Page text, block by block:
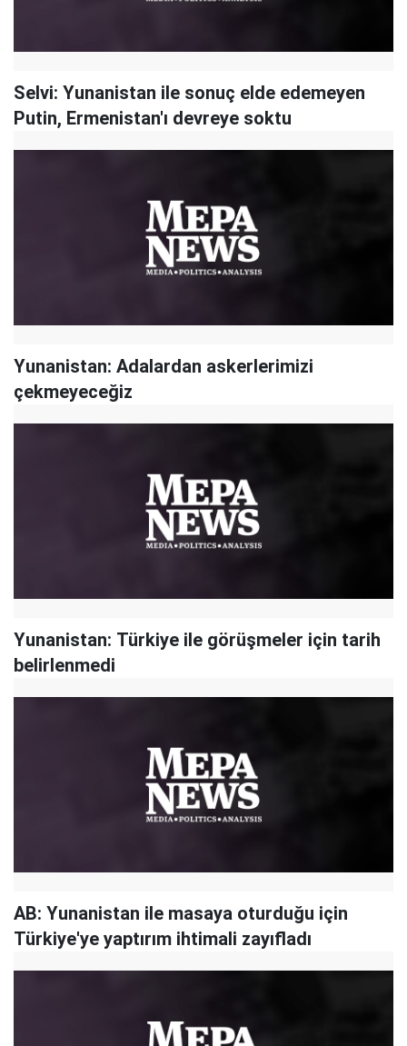
Selvi: Yunanistan ile sonuç elde edemeyen
Putin, Ermenistan'ı devreye soktu
Yunanistan: Adalardan askerlerimizi
çekmeyeceğiz
Yunanistan: Türkiye ile görüşmeler için tarih
belirlenmedi
AB: Yunanistan ile masaya oturduğu için
Türkiye'ye yaptırım ihtimali zayıfladı